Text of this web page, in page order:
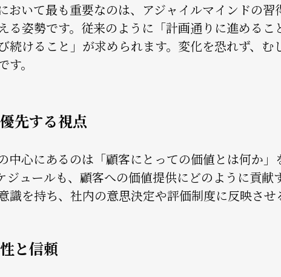
おいて最も重要なのは、アジャイルマインドの
る姿勢です。従来のように「計画通りに進める
続けること」が求められます。変化を恐れず、
。
先する視点
中心にあるのは「顧客にとっての価値とは何か
ュールも、顧客への価値提供にどのように貢献
識を持ち、社内の意思決定や評価制度に反映させ
と信頼